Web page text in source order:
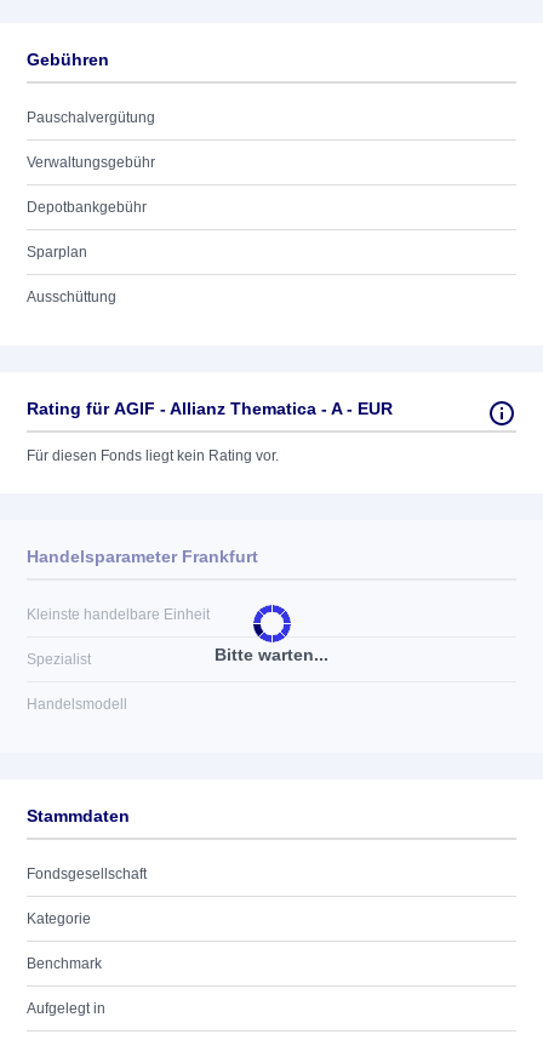
Gebühren
Pauschalvergütung
Verwaltungsgebühr
Depotbankgebühr
Sparplan
Ausschüttung
Rating für AGIF - Allianz Thematica - A - EUR
Für diesen Fonds liegt kein Rating vor.
Bitte warten...
Handelsparameter Frankfurt
Kleinste handelbare Einheit
Spezialist
Handelsmodell
Stammdaten
Fondsgesellschaft
Kategorie
Benchmark
Aufgelegt in